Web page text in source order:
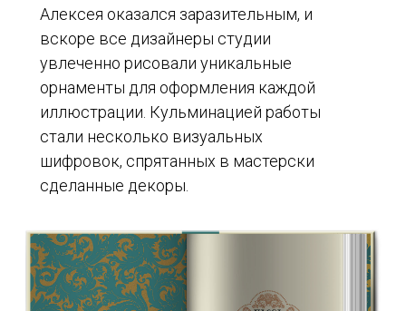
Алексея оказался заразительным, и
вскоре все дизайнеры студии
увлеченно рисовали уникальные
орнаменты для оформления каждой
иллюстрации. Кульминацией работы
стали несколько визуальных
шифровок, спрятанных в мастерски
сделанные декоры.